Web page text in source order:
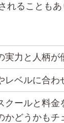
れることもあ
実力と人柄が
レベルに合わ
クールと料金
かどうかもチ